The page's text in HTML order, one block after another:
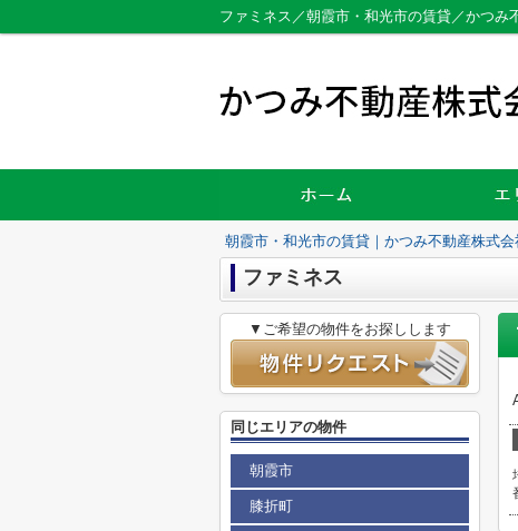
ファミネス／朝霞市・和光市の賃貸／かつみ
朝霞市・和光市の賃貸｜かつみ不動産株式会
ファミネス
▼ご希望の物件をお探しします
同じエリアの物件
朝霞市
膝折町